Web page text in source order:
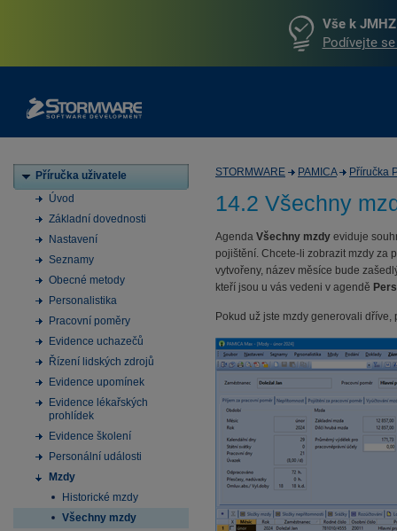
Vše k
Podívejte
Příručka uživatele
Úvod
Základní dovednosti
Nastavení
Seznamy
Obecné metody
Personalistika
Pracovní poměry
Evidence uchazečů
Řízení lidských zdrojů
Evidence upomínek
Evidence lékařských
prohlídek
Evidence školení
Personální události
Mzdy
Historické mzdy
Všechny mzdy
STORMWARE PAMICA Příručka
14.2 Všechny
Agenda Všechny mzdy eviduje
pojištění. Chcete-li zobrazit mzdy za
vytvořeny, název měsíce bude
kteří jsou u vás vedeni v agendě
Pokud už jste mzdy generovali